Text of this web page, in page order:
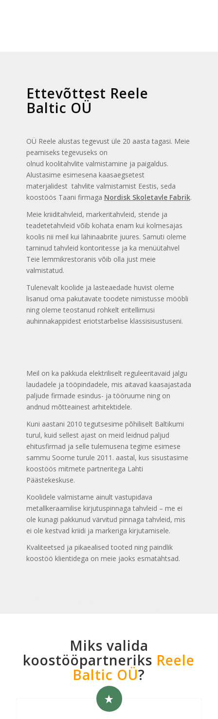
Ettevõttest Reele
Baltic OÜ
OÜ Reele alustas tegevust üle 20 aasta tagasi. Meie
peamiseks tegevuseks on
olnud koolitahvlite valmistamine ja paigaldus.
Alustasime esimesena kaasaegsetest
materjalidest tahvlite valmistamist Eestis, seda
koostöös Taani firmaga Nordisk Skoletavle Fabrik.
Meie kriiditahvleid, markeritahvleid, stende ja
teadetetahvleid võib kohata enam kui kolmesajas
koolis nii meil kui lähinaabrite juures. Samuti oleme
tarninud tahvleid kontoritesse ja ka menüütahvel
Teie lemmikrestoranis võib olla just meie
valmistatud.
Tulenevalt koolide ja lasteaedade huvist oleme
lisanud oma pakutavate toodete nimistusse mööbli
ning oleme teostanud rohkelt eritellimusi
auhinnakappidest eriotstarbelise klassisisustuseni.
Meil on ka pakkuda elektriliselt reguleeritavaid jalgu
laudadele ja tööpindadele, mis aitavad kaasajastada
paljude firmade esindus- ja tööruume ning on
andnud mõtteainest arhitektidele.
Kuni aastani 2010 tegutsesime põhiliselt Baltikumi
turul, kuid sellest ajast on meid leidnud paljud
ehitusfirmad ja selle tulemusena tegime esimese
sammu Soome turule 2011. aastal, kus sisustasime
koostöös mitmete partneritega Lahti
Päästekeskuse.
Koolidele valmistame ainult vastupidava
metallkeraamilise kirjutuspinnaga tahvleid – me ei
ole kunagi pakkunud värvitud pinnaga tahvleid, mis
ei ole kestvad kriidi ja markeriga kirjutamisele.
Kvaliteetsed ja pikaealised tooted ning paindlik
koostöö klientidega on meie jaoks esmatähtsad.
Miks valida
koostööpartneriks Reele
Baltic OÜ?